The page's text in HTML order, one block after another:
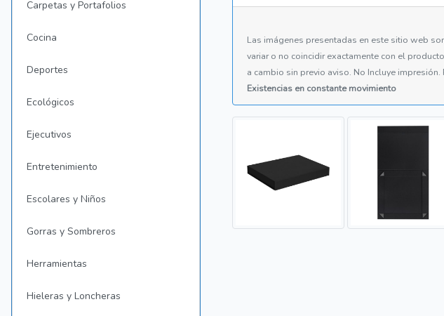
Carpetas y Portafolios
Cocina
Deportes
Ecológicos
Ejecutivos
Entretenimiento
Escolares y Niños
Gorras y Sombreros
Herramientas
Hieleras y Loncheras
Las imágenes presentadas en este sitio web
variar o no coincidir exactamente con el
a cambio sin previo aviso. No Incluye impresión.
Existencias en constante movimiento